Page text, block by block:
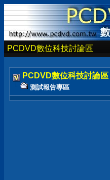
PCDVD數位科技討論區
PCDVD數位科技討論區
測試報告專區